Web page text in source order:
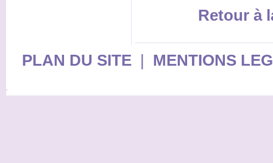
Retour à
PLAN DU SITE| MENTIONS